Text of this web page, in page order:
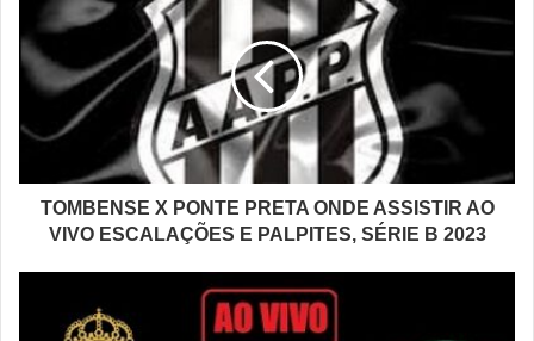
TOMBENSE X PONTE PRETA ONDE ASSISTIR AO
VIVO ESCALAÇÕES E PALPITES, SÉRIE B 2023